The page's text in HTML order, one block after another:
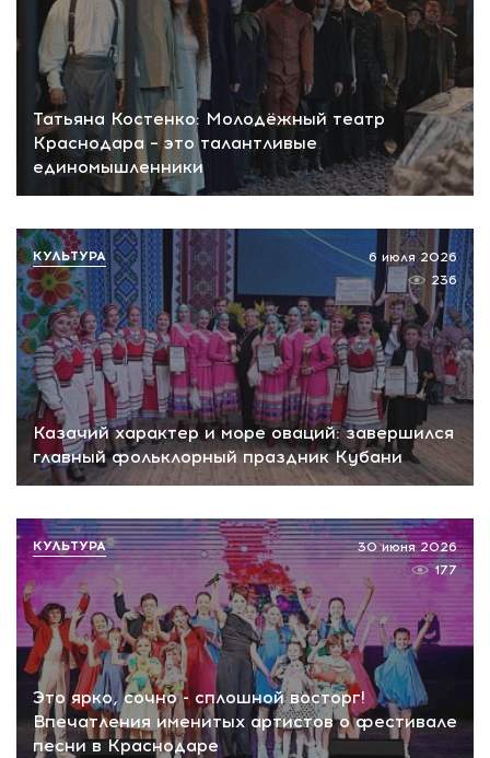
Татьяна Костенко: Молодёжный театр
Краснодара – это талантливые
единомышленники
Казачий характер и море оваций: завершился
главный фольклорный праздник Кубани
6 июля 2026
236
КУЛЬТУРА
Это ярко, сочно - сплошной восторг!
Впечатления именитых артистов о фестивале
песни в Краснодаре
30 июня 2026
177
КУЛЬТУРА